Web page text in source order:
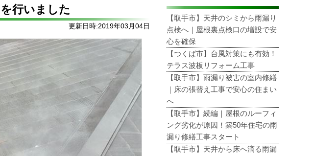
行いました
更新日時:2019年03月04日
【取手市】天井のシミから雨漏り
点検へ｜屋根裏点検口の増設で安
心を確保
【つくば市】台風対策にも有効！
テラス波板リフォーム工事
【取手市】雨漏り被害の室内修繕
｜床の張替え工事で安心の住まい
へ
【取手市】続編｜屋根のルーフィ
ング劣化が原因！築50年住宅の雨
漏り修繕工事スタート
【取手市】天井から床へ滴る雨漏